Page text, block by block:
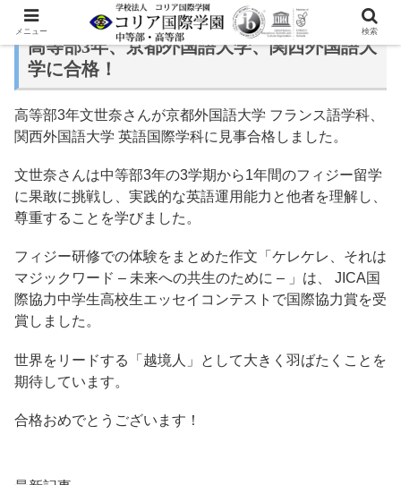
高等部3年、京都外国語大学、関西外国語大
学に合格！
高等部3年文世奈さんが京都外国語大学 フランス語学科、
関西外国語大学 英語国際学科に見事合格しました。
文世奈さんは中等部3年の3学期から1年間のフィジー留学
に果敢に挑戦し、実践的な英語運用能力と他者を理解し、
尊重することを学びました。
フィジー研修での体験をまとめた作文「ケレケレ、それは
マジックワード – 未来への共生のために – 」は、 JICA国
際協力中学生高校生エッセイコンテストで国際協力賞を受
賞しました。
世界をリードする「越境人」として大きく羽ばたくことを
期待しています。
合格おめでとうございます！
メニュー 検索